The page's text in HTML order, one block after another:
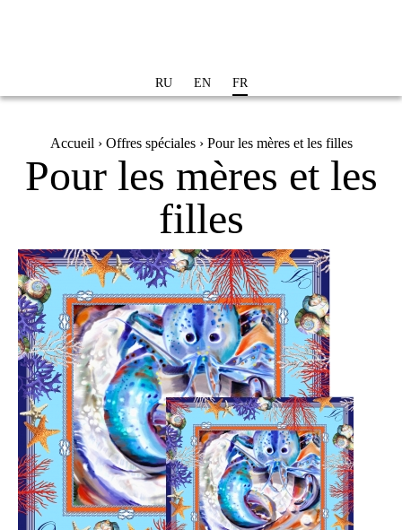
RU EN FR
Vous êtes ici
Accueil › Offres spéciales› Pour les mères et les filles
Pour les mères et les
filles